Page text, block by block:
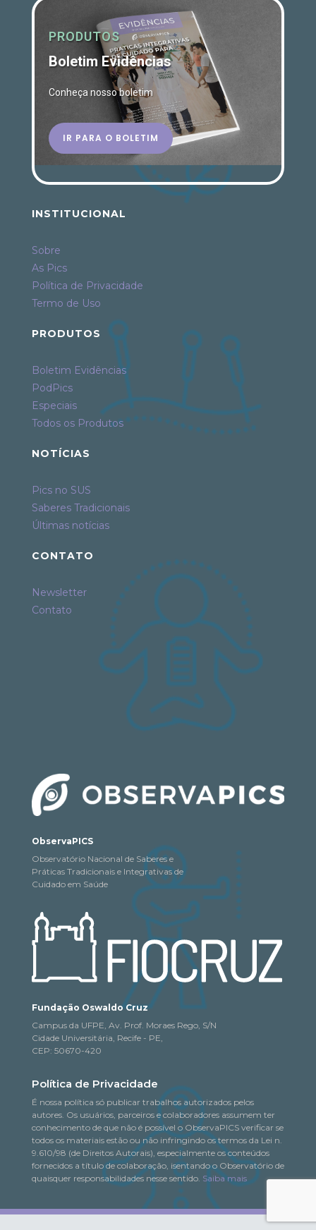
PRODUTOS
Boletim Evidências
Conheça nosso boletim
IR PARA O BOLETIM
INSTITUCIONAL
Sobre
As Pics
Política de Privacidade
Termo de Uso
PRODUTOS
Boletim Evidências
PodPics
Especiais
Todos os Produtos
NOTÍCIAS
Pics no SUS
Saberes Tradicionais
Últimas notícias
CONTATO
Newsletter
Contato
ObservaPICS
Observatório Nacional de Saberes e
Práticas Tradicionais e Integrativas de
Cuidado em Saúde
Fundação Oswaldo Cruz
Campus da UFPE, Av. Prof. Moraes Rego, S/N
Cidade Universitária, Recife - PE,
CEP: 50670-420
Política de Privacidade
É nossa política só publicar trabalhos autorizados pelos
autores. Os usuários, parceiros e colaboradores assumem ter
conhecimento de que não é possível o ObservaPICS verificar se
todos os materiais estão ou não infringindo os termos da Lei n.
9.610/98 (de Direitos Autorais), especialmente os conteúdos
fornecidos a título de colaboração, isentando o Observatório de
quaisquer responsabilidades nesse sentido. Saiba mais